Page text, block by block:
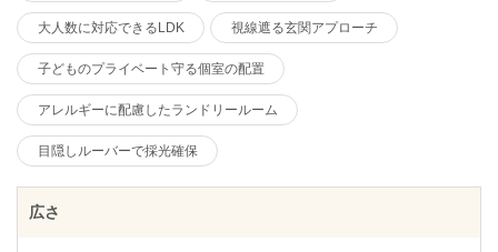
大人数に対応できるLDK 視線遮る玄関アプローチ
子どものプライベート守る個室の配置
アレルギーに配慮したランドリールーム
目隠しルーバーで採光確保
広さ